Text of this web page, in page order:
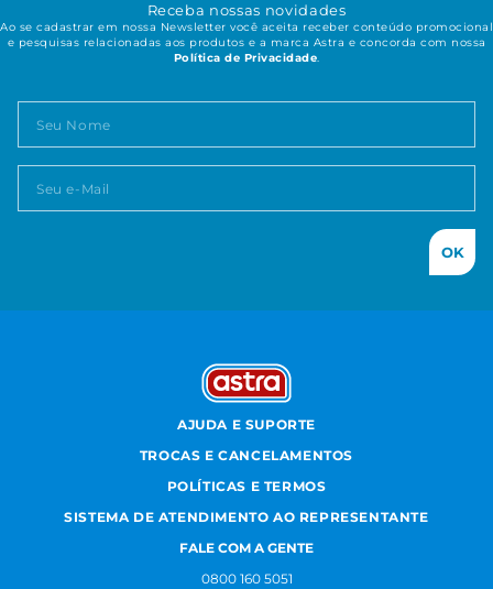
Receba nossas novidades
Ao se cadastrar em nossa Newsletter você aceita receber conteúdo promocional
e pesquisas relacionadas aos produtos e a marca Astra e concorda com nossa
Política de Privacidade.
OK
AJUDA E SUPORTE
TROCAS E CANCELAMENTOS
POLÍTICAS E TERMOS
SISTEMA DE ATENDIMENTO AO REPRESENTANTE
FALE COM A GENTE
0800 160 5051